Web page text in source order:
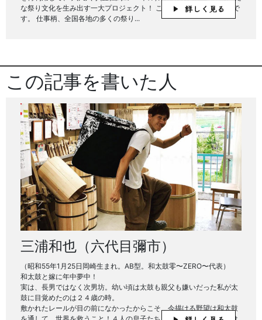
な祭り文化を生み出す一大プロジェクト！ こんにちは、六代目彌市で
す。 仕事柄、全国各地の多くの祭り...
この記事を書いた人
三浦和也（六代目彌市）
（昭和55年1月25日岡崎生まれ。AB型。和太鼓零〜ZERO〜代表）
和太鼓と嫁に年中夢中！
実は、長男ではなく次男坊。幼い頃は太鼓も親父も嫌いだった私が太
鼓に目覚めたのは２４歳の時。
敷かれたレールが目の前になかったからこそ、今描ける野望は和太鼓